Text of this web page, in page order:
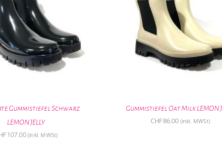
Gummistiefel Schwarz
LEMON JELLY
107.00 (inkl. MWSt)
Gummistiefel Oat Milk LEMON
CHF86.00 (inkl. MWSt)